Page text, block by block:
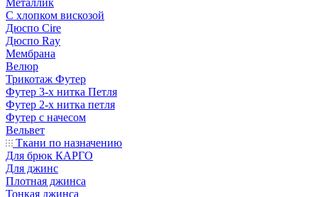
Металлик
С хлопком вискозой
Дюспо Cire
Дюспо Ray
Мембрана
Велюр
Трикотаж Футер
Футер 3-х нитка Петля
Футер 2-х нитка петля
Футер с начесом
Вельвет
Ткани по назначению
Для брюк КАРГО
Для джинс
Плотная джинса
Тонкая джинса